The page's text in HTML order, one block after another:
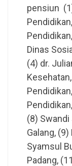
pensiun
Dinas
(4) dr.
(8) Swandi
Galang,
Syamsul
Padang,